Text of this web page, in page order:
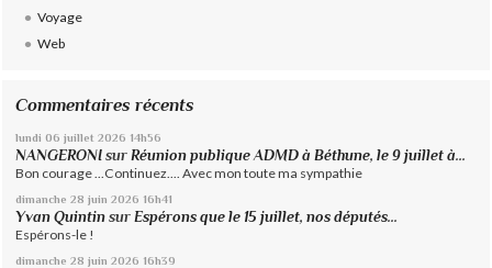
Voyage
Web
Commentaires récents
lundi 06 juillet 2026 14h56
NANGERONI surRéunion publique ADMD à Béthune, le 9 juillet à...
Bon courage ...Continuez.... Avec mon toute ma sympathie
dimanche 28 juin 2026 16h41
Yvan Quintin surEspérons que le 15 juillet, nos députés...
Espérons-le !
dimanche 28 juin 2026 16h39